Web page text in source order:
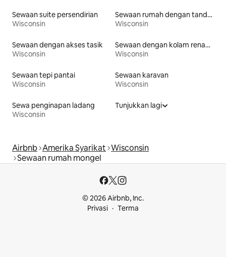
Sewaan suite persendirian
Wisconsin
Sewaan rumah dengan tandas mudah diakses
Wisconsin
Sewaan dengan akses tasik
Wisconsin
Sewaan dengan kolam renang
Wisconsin
Sewaan tepi pantai
Wisconsin
Sewaan karavan
Wisconsin
Sewa penginapan ladang
Wisconsin
Tunjukkan lagi
Airbnb Amerika Syarikat Wisconsin
Sewaan rumah mongel
© 2026 Airbnb, Inc.
Privasi
Terma